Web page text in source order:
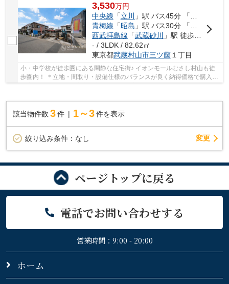
3,530万円
中央線 「立川
」駅 バス45分 「三ツ藤住宅」 停歩5分
青梅線 「昭島 」駅 バス30分 「三ツ藤」 停歩8分
西武拝島線 「武蔵砂川
」駅 徒歩41分
- / 3LDK / 82.62㎡
東京都武蔵村山市三ツ藤１丁目
小・中学校が徒歩圏にある閑静な住宅街♪ イオンモールむさし村山も徒
歩圏内！ ＊立地・間取り・設備仕様のバランスが良く納得価格で購入＊
該当物件数 3件 1～3 件を表示
絞り込み条件： なし 変更
ページトップに戻る
電話でお問い合わせする
営業時間：9:00 - 20:00
ホーム